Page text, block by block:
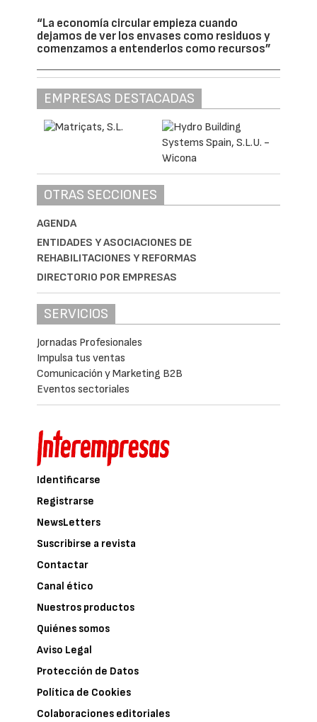
“La economía circular empieza cuando
dejamos de ver los envases como residuos y
comenzamos a entenderlos como recursos”
EMPRESAS DESTACADAS
OTRAS SECCIONES
AGENDA
ENTIDADES Y ASOCIACIONES DE
REHABILITACIONES Y REFORMAS
DIRECTORIO POR EMPRESAS
SERVICIOS
Jornadas Profesionales
Impulsa tus ventas
Comunicación y Marketing B2B
Eventos sectoriales
Identificarse
Registrarse
NewsLetters
Suscribirse a revista
Contactar
Canal ético
Nuestros productos
Quiénes somos
Aviso Legal
Protección de Datos
Política de Cookies
Colaboraciones editoriales